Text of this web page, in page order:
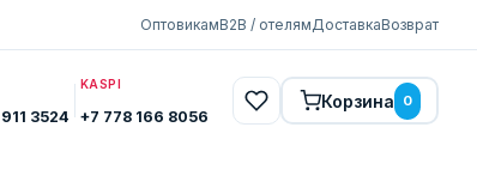
ОптовикамB2B / отелямДоставкаВозврат
3524
KASPI
+7 778 166 8056
Корзина 0